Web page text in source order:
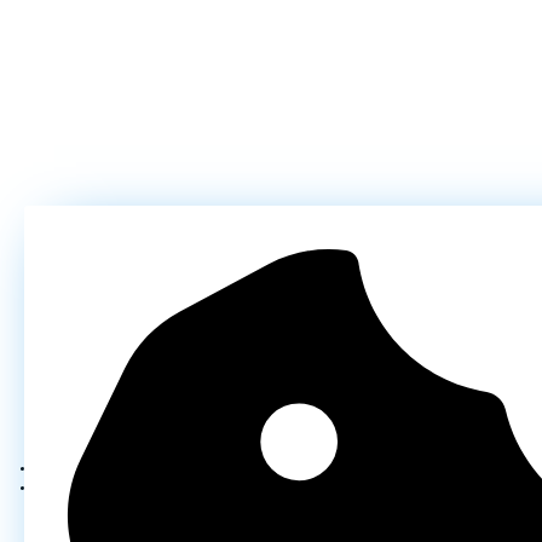
Карта сайта
Политика конфедициональности